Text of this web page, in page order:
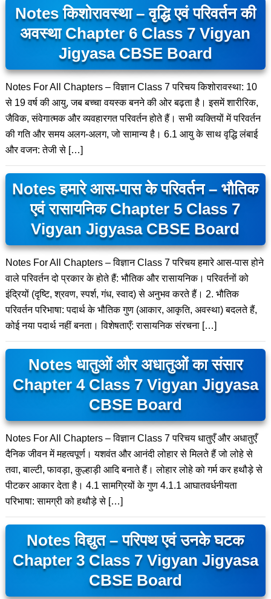
Notes किशोरावस्था – वृद्धि एवं परिवर्तन की
अवस्था Chapter 6 Class 7 Vigyan
Jigyasa CBSE Board
Notes For All Chapters – विज्ञान Class 7 परिचय किशोरावस्था: 10
से 19 वर्ष की आयु, जब बच्चा वयस्क बनने की ओर बढ़ता है। इसमें शारीरिक,
जैविक, संवेगात्मक और व्यवहारगत परिवर्तन होते हैं। सभी व्यक्तियों में परिवर्तन
की गति और समय अलग-अलग, जो सामान्य है। 6.1 आयु के साथ वृद्धि लंबाई
और वजन: तेजी से […]
Notes हमारे आस-पास के परिवर्तन – भौतिक
एवं रासायनिक Chapter 5 Class 7
Vigyan Jigyasa CBSE Board
Notes For All Chapters – विज्ञान Class 7 परिचय हमारे आस-पास होने
वाले परिवर्तन दो प्रकार के होते हैं: भौतिक और रासायनिक। परिवर्तनों को
इंद्रियों (दृष्टि, श्रवण, स्पर्श, गंध, स्वाद) से अनुभव करते हैं। 2. भौतिक
परिवर्तन परिभाषा: पदार्थ के भौतिक गुण (आकार, आकृति, अवस्था) बदलते हैं,
कोई नया पदार्थ नहीं बनता। विशेषताएँ: रासायनिक संरचना […]
Notes धातुओं और अधातुओं का संसार
Chapter 4 Class 7 Vigyan Jigyasa
CBSE Board
Notes For All Chapters – विज्ञान Class 7 परिचय धातुएँ और अधातुएँ
दैनिक जीवन में महत्वपूर्ण। यशवंत और आनंदी लोहार से मिलते हैं जो लोहे से
तवा, बाल्टी, फावड़ा, कुल्हाड़ी आदि बनाते हैं। लोहार लोहे को गर्म कर हथौड़े से
पीटकर आकार देता है। 4.1 सामग्रियों के गुण 4.1.1 आघातवर्धनीयता
परिभाषा: सामग्री को हथौड़े से […]
Notes विद्युत – परिपथ एवं उनके घटक
Chapter 3 Class 7 Vigyan Jigyasa
CBSE Board